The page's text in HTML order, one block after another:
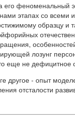
его феноменальный
этапах со всеми
образцу и
лозунг
еще не
другое - опыт
отсталости